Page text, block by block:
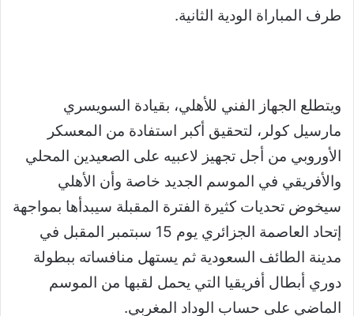
طرف المباراة الودية الثانية.
ويتطلع الجهاز الفني للأهلي، بقيادة السويسري
مارسيل كولر، لتحقيق أكبر استفادة من المعسكر
الأوروبي من أجل تجهيز لاعبيه على الصعيدين المحلي
والأفريقي في الموسم الجديد خاصة وأن الأهلي
سيخوض تحديات كثيرة الفترة المقبلة سيبدأها بمواجهة
إتحاد العاصمة الجزائري يوم 15 سبتمبر المقبل في
مدينة الطائف السعودية ثم يستهل منافساته ببطولة
دوري أبطال أفريقيا التي يحمل لقبها من الموسم
الماضي على حساب الوداد المغربي.